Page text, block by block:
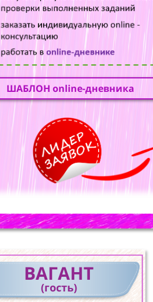
ШАБЛОН online-дневника
ВАГАНТ
(гость)